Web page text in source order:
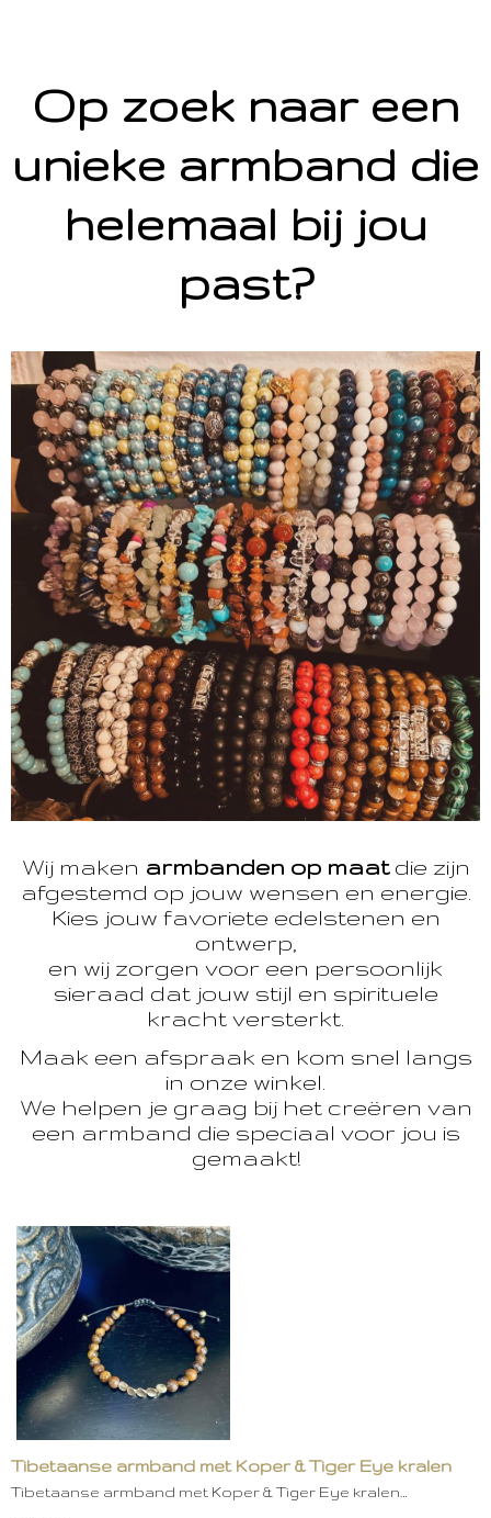
Op zoek naar een
unieke armband die
helemaal bij jou
past?
Wij maken armbanden op maatdie zijn
afgestemd op jouw wensen en energie.
Kies jouw favoriete edelstenen en
ontwerp,
en wij zorgen voor een persoonlijk
sieraad dat jouw stijl en spirituele
kracht versterkt.
Maak een afspraak en kom snel langs
in onze winkel.
We helpen je graag bij het creëren van
een armband die speciaal voor jou is
gemaakt!
Tibetaanse armband met Koper & Tiger Eye kralen
Tibetaanse armband met Koper & Tiger Eye kralen…